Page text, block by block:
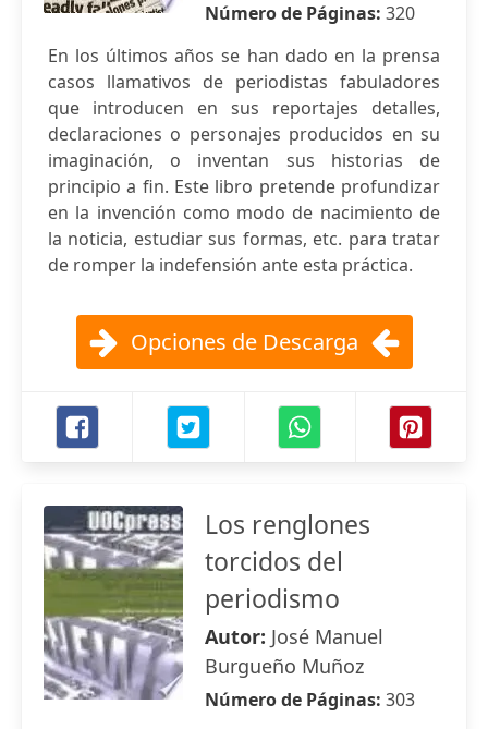
Número de Páginas: 320
En los últimos años se han dado en la prensa
casos llamativos de periodistas fabuladores
que introducen en sus reportajes detalles,
declaraciones o personajes producidos en su
imaginación, o inventan sus historias de
principio a fin. Este libro pretende profundizar
en la invención como modo de nacimiento de
la noticia, estudiar sus formas, etc. para tratar
de romper la indefensión ante esta práctica.
Opciones de Descarga
Los renglones
torcidos del
periodismo
Autor: José Manuel
Burgueño Muñoz
Número de Páginas: 303